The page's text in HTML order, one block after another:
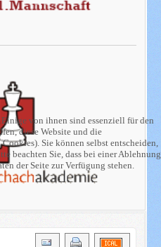
von ihnen sind essenziell für den
diese Website und die
Sie können selbst entscheiden,
beachten Sie, dass bei einer Ablehnung
der Seite zur Verfügung stehen.